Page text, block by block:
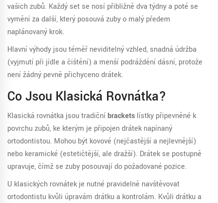
vašich zubů. Každý set se nosí přibližně dva týdny a poté se
vymění za další, který posouvá zuby o malý předem
naplánovaný krok.
Hlavní výhody jsou téměř neviditelný vzhled, snadná údržba
(vyjmutí při jídle a čištění) a menší podráždění dásní, protože
není žádný pevně přichyceno drátek.
Co Jsou Klasická Rovnátka?
Klasická rovnátka jsou tradičníbrackets lístky připevněné k
povrchu zubů, ke kterým je připojen drátek napínaný
ortodontistou. Mohou být kovové (nejčastější a nejlevnější)
nebo keramické (estetičtější, ale dražší). Drátek se postupně
upravuje, čímž se zuby posouvají do požadované pozice.
U klasických rovnátek je nutné pravidelně navštěvovat
ortodontistu kvůli úpravám drátku a kontrolám. Kvůli drátku a